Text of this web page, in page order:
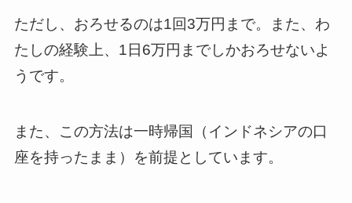
ただし、おろせるのは1回3万円まで。また、わ
たしの経験上、1日6万円までしかおろせないよ
うです。
また、この方法は一時帰国（インドネシアの口
座を持ったまま）を前提としています。